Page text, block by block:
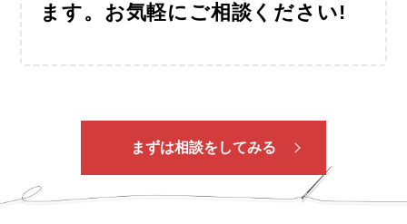
ます。お気軽にご相談ください!
まずは相談をしてみる